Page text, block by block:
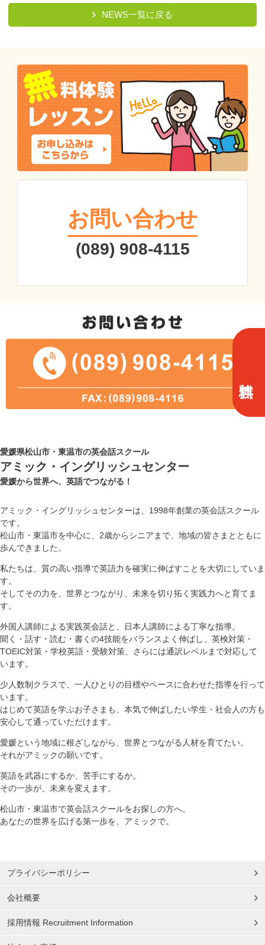
NEWS一覧に戻る
お問い合わせ
(089) 908-4115
愛媛県松山市・東温市の英会話スクール
アミック・イングリッシュセンター
愛媛から世界へ、英語でつながる！
アミック・イングリッシュセンターは、1998年創業の英会話スクール
です。
松山市・東温市を中心に、2歳からシニアまで、地域の皆さまとともに
歩んできました。
私たちは、質の高い指導で英語力を確実に伸ばすことを大切にしていま
す。
そしてその力を、世界とつながり、未来を切り拓く実践力へと育てま
す。
外国人講師による実践英会話と、日本人講師による丁寧な指導。
聞く・話す・読む・書くの4技能をバランスよく伸ばし、英検対策・
TOEIC対策・学校英語・受験対策、さらには通訳レベルまで対応して
います。
少人数制クラスで、一人ひとりの目標やペースに合わせた指導を行って
います。
はじめて英語を学ぶお子さまも、本気で伸ばしたい学生・社会人の方も
安心して通っていただけます。
愛媛という地域に根ざしながら、世界とつながる人材を育てたい。
それがアミックの願いです。
英語を武器にするか、苦手にするか。
その一歩が、未来を変えます。
松山市・東温市で英会話スクールをお探しの方へ。
あなたの世界を広げる第一歩を、アミックで。
プライバシーポリシー
会社概要
採用情報 Recruitment Information